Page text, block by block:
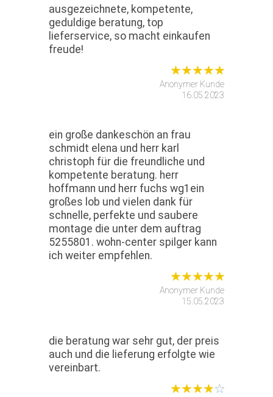
ausgezeichnete, kompetente,
geduldige beratung, top
lieferservice, so macht einkaufen
freude!
Anonymer Kunde
16.05.2023
ein große dankeschön an frau
schmidt elena und herr karl
christoph für die freundliche und
kompetente beratung. herr
hoffmann und herr fuchs wg1ein
großes lob und vielen dank für
schnelle, perfekte und saubere
montage die unter dem auftrag
5255801. wohn-center spilger kann
ich weiter empfehlen.
Anonymer Kunde
15.05.2023
die beratung war sehr gut, der preis
auch und die lieferung erfolgte wie
vereinbart.